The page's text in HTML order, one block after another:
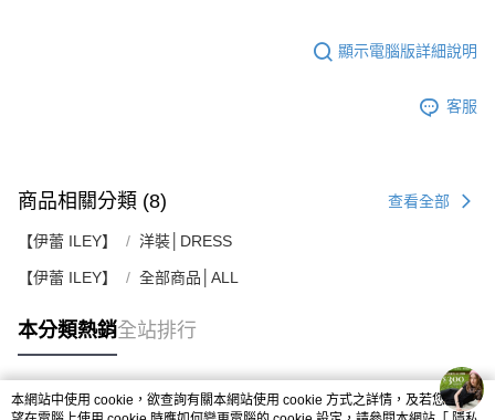
顯示電腦版詳細說明
客服
商品相關分類 (8) 查看全部
【伊蕾 ILEY】 洋裝│DRESS
【伊蕾 ILEY】 全部商品│ALL
本分類熱銷全站排行
本網站中使用 cookie，欲查詢有關本網站使用 cookie 方式之詳情，及若您不希